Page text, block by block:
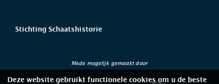
Stichting Schaatshistorie
Mede mogelijk gemaakt door
Deze website gebruikt functionele cookies om u de beste